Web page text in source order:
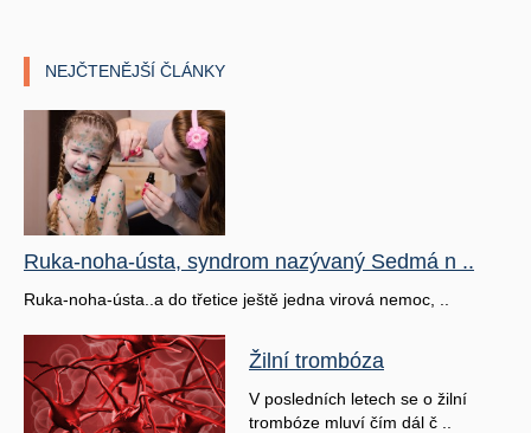
NEJČTENĚJŠÍ ČLÁNKY
Ruka-noha-ústa, syndrom nazývaný Sedmá n ..
Ruka-noha-ústa..a do třetice ještě jedna virová nemoc, ..
Žilní trombóza
V posledních letech se o žilní
trombóze mluví čím dál č ..